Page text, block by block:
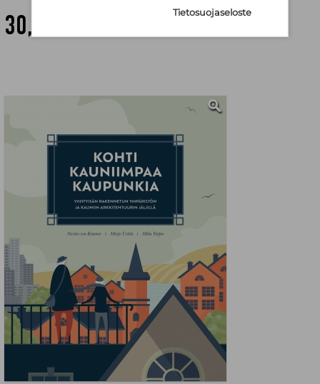
30,00 € Tietosuojaseloste